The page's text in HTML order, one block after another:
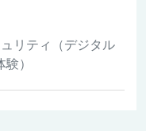
リティ（デジタル
）